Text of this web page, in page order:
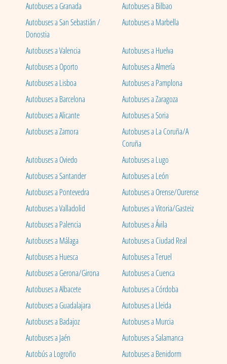
Autobuses a Granada
Autobuses a Bilbao
Autobuses a San Sebastián /
Donostia
Autobuses a Marbella
Autobuses a Valencia
Autobuses a Huelva
Autobuses a Oporto
Autobuses a Almería
Autobuses a Lisboa
Autobuses a Pamplona
Autobuses a Barcelona
Autobuses a Zaragoza
Autobuses a Alicante
Autobuses a Soria
Autobuses a Zamora
Autobuses a La Coruña/A
Coruña
Autobuses a Oviedo
Autobuses a Lugo
Autobuses a Santander
Autobuses a León
Autobuses a Pontevedra
Autobuses a Orense/Ourense
Autobuses a Valladolid
Autobuses a Vitoria/Gasteiz
Autobuses a Palencia
Autobuses a Ávila
Autobuses a Málaga
Autobuses a Ciudad Real
Autobuses a Huesca
Autobuses a Teruel
Autobuses a Gerona/Girona
Autobuses a Cuenca
Autobuses a Albacete
Autobuses a Córdoba
Autobuses a Guadalajara
Autobuses a Lleida
Autobuses a Badajoz
Autobuses a Murcia
Autobuses a Jaén
Autobuses a Salamanca
Autobús a Logroño
Autobuses a Benidorm